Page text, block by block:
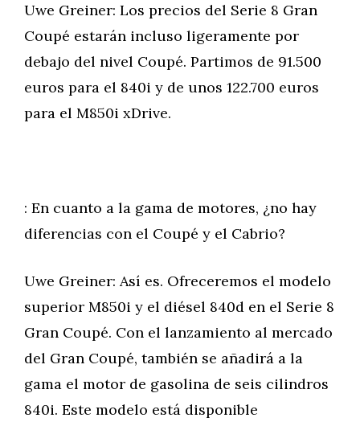
Uwe Greiner: Los precios del Serie 8 Gran
Coupé estarán incluso ligeramente por
debajo del nivel Coupé. Partimos de 91.500
euros para el 840i y de unos 122.700 euros
para el M850i xDrive.
: En cuanto a la gama de motores, ¿no hay
diferencias con el Coupé y el Cabrio?
Uwe Greiner: Así es. Ofreceremos el modelo
superior M850i y el diésel 840d en el Serie 8
Gran Coupé. Con el lanzamiento al mercado
del Gran Coupé, también se añadirá a la
gama el motor de gasolina de seis cilindros
840i. Este modelo está disponible